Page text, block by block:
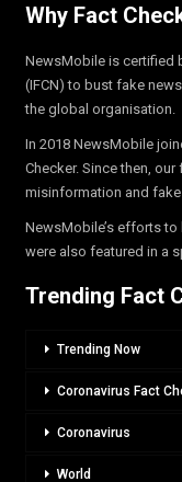
Why Fact
NewsMobile is certified
(IFCN) to bust fake
the global organisation.
In 2018 NewsMobile
Checker. Since then,
misinformation and
NewsMobile’s efforts
were also featured in a
Trending Fact
Trending Now
Coronavirus Fact
Coronavirus
World